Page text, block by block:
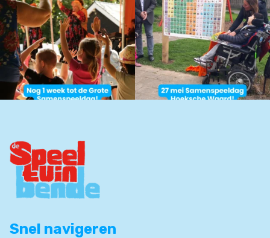
Snel navigeren